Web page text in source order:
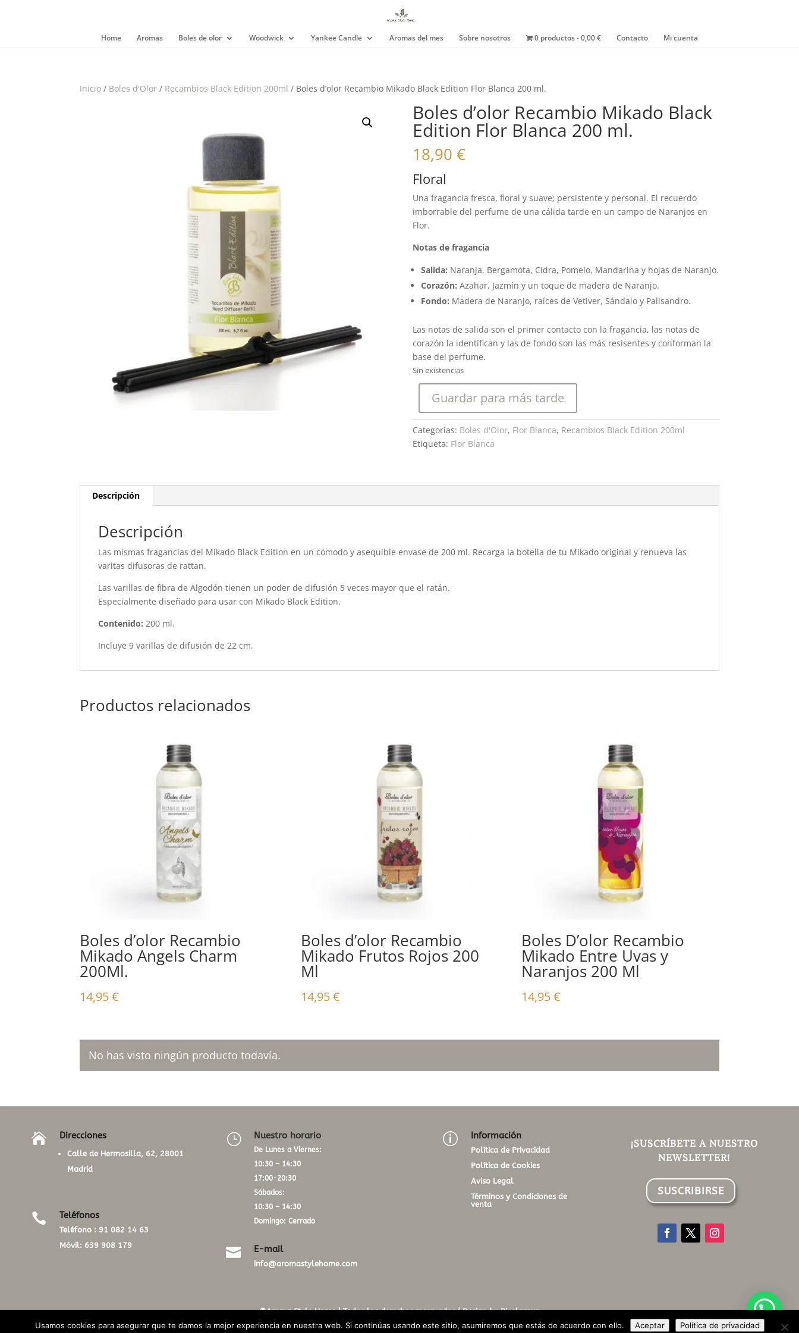
Home Aromas Boles de olor Woodwick Yankee Candle Aromas del mes Sobre nosotros 0 productos 0,00 € Contacto Mi cuenta
Inicio / Boles d'Olor / Recambios Black Edition 200ml / Boles d’olor Recambio Mikado Black Edition Flor Blanca 200 ml.
Boles d’olor Recambio Mikado Black
Edition Flor Blanca 200 ml.
18,90 €
Floral
Una fragancia fresca, floral y suave; persistente y personal. El recuerdo
imborrable del perfume de una cálida tarde en un campo de Naranjos en
Flor.
Notas de fragancia
Salida: Naranja, Bergamota, Cidra, Pomelo, Mandarina y hojas de Naranjo.
Corazón: Azahar, Jazmín y un toque de madera de Naranjo.
Fondo: Madera de Naranjo, raíces de Vetiver, Sándalo y Palisandro.
Las notas de salida son el primer contacto con la fragancia, las notas de
corazón la identifican y las de fondo son las más resisentes y conforman la
base del perfume.
Sin existencias
Guardar para más tarde
Categorías: Boles d'Olor, Flor Blanca, Recambios Black Edition 200ml
Etiqueta: Flor Blanca
Descripción
Descripción
Las mismas fragancias del Mikado Black Edition en un cómodo y asequible envase de 200 ml. Recarga la botella de tu Mikado original y renueva las
varitas difusoras de rattan.
Las varillas de fibra de Algodón tienen un poder de difusión 5 veces mayor que el ratán.
Especialmente diseñado para usar con Mikado Black Edition.
Contenido: 200 ml.
Incluye 9 varillas de difusión de 22 cm.
Productos relacionados
Boles d’olor Recambio
Mikado Angels Charm
200Ml.
14,95€
Boles d’olor Recambio
Mikado Frutos Rojos 200
Ml
14,95€
Boles D’olor Recambio
Mikado Entre Uvas y
Naranjos 200 Ml
14,95€
No has visto ningún producto todavía.
 Direcciones
Calle de Hermosilla, 62, 28001
Madrid
 Teléfonos
Teléfono : 91 082 14 63
Móvil: 639 908 179
} Nuestro horario
De Lunes a Viernes:
10:30 – 14:30
17:00-20:30
Sábados:
10:30 – 14:30
Domingo: Cerrado
 E-mail
info@aromastylehome.com
p Información
Política de Privacidad
Política de Cookies
Aviso Legal
Términos y Condiciones de
venta
¡SUSCRÍBETE A NUESTRO
NEWSLETTER!
SUSCRIBIRSE
©Aroma Style Home | Todos los derechos reservados |Design by Pixelgroup
Usamos cookies para asegurar que te damos la mejor experiencia en nuestra web. Si continúas usando este sitio, asumiremos que estás de acuerdo con ello. Aceptar Política de privacidad